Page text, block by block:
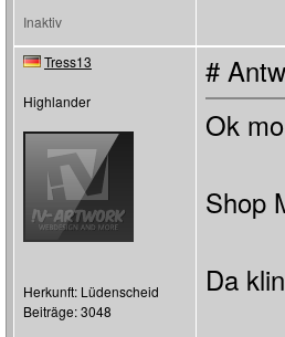
Inaktiv
Tress13
Highlander
Herkunft: Lüdenscheid
Beiträge: 3048
#
Ok
Shop
Da